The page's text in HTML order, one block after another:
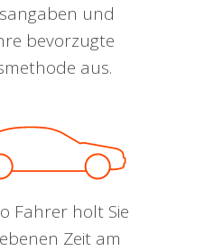
und
bevorzugte
aus.
Fahrer holt Sie
Zeit am